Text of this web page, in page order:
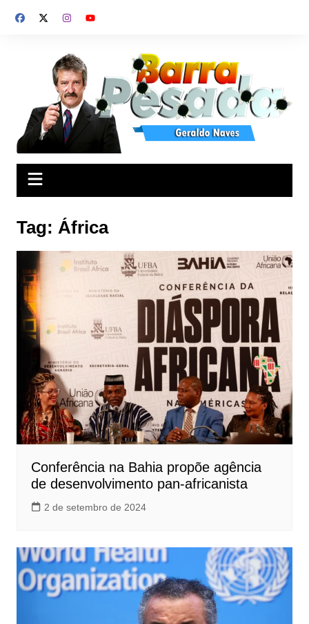
para
Tag: África
Conferência na Bahia propõe agência
de desenvolvimento pan-africanista
2 de setembro de 2024